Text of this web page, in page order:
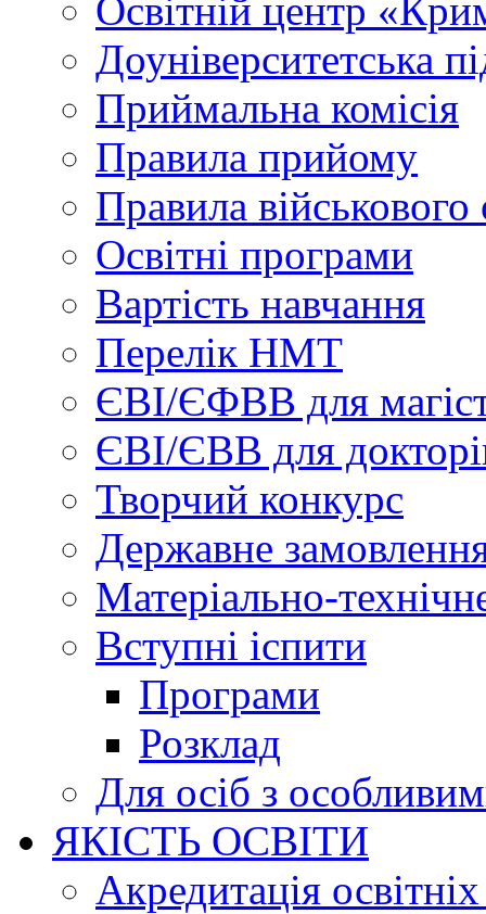
Освітній центр
Доуніверситетська
Приймальна комісія
Правила прийому
Правила військового
Освітні програми
Вартість навчання
Перелік НМТ
ЄВІ/ЄФВВ для
ЄВІ/ЄВВ для
Творчий конкурс
Державне
Матеріально-
Вступні іспити
Програми
Розклад
Для осіб з
ЯКІСТЬ ОСВІТИ
Акредитація